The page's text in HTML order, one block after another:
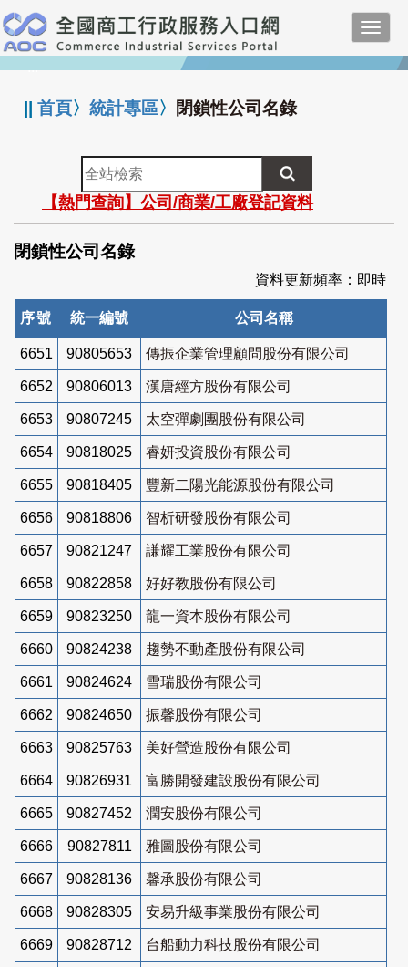
跳
到
主
要
:::
||首頁〉統計專區〉 閉鎖性公司名錄
全
站
檢
索
【熱門查詢】公司/商業/工廠登記資料
閉鎖性公司名錄
資料更新頻率：即時
序號 統一編號 公司名稱
6651 90805653 傳振企業管理顧問股份有限公司
6652 90806013 漢唐經方股份有限公司
6653 90807245 太空彈劇團股份有限公司
6654 90818025 睿妍投資股份有限公司
6655 90818405 豐新二陽光能源股份有限公司
6656 90818806 智析研發股份有限公司
6657 90821247 謙耀工業股份有限公司
6658 90822858 好好教股份有限公司
6659 90823250 龍一資本股份有限公司
6660 90824238 趨勢不動產股份有限公司
6661 90824624 雪瑞股份有限公司
6662 90824650 振馨股份有限公司
6663 90825763 美好營造股份有限公司
6664 90826931 富勝開發建設股份有限公司
6665 90827452 潤安股份有限公司
6666 90827811 雅圖股份有限公司
6667 90828136 馨承股份有限公司
6668 90828305 安易升級事業股份有限公司
6669 90828712 台船動力科技股份有限公司